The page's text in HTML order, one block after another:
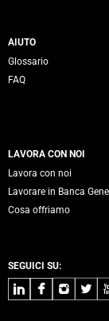
Servizi
AIUTO
Glossario
FAQ
LAVORA CON NOI
Lavora con noi
Lavorare in Banca
Cosa offriamo
SEGUICI SU:
LinkedInFacebook
Instagram